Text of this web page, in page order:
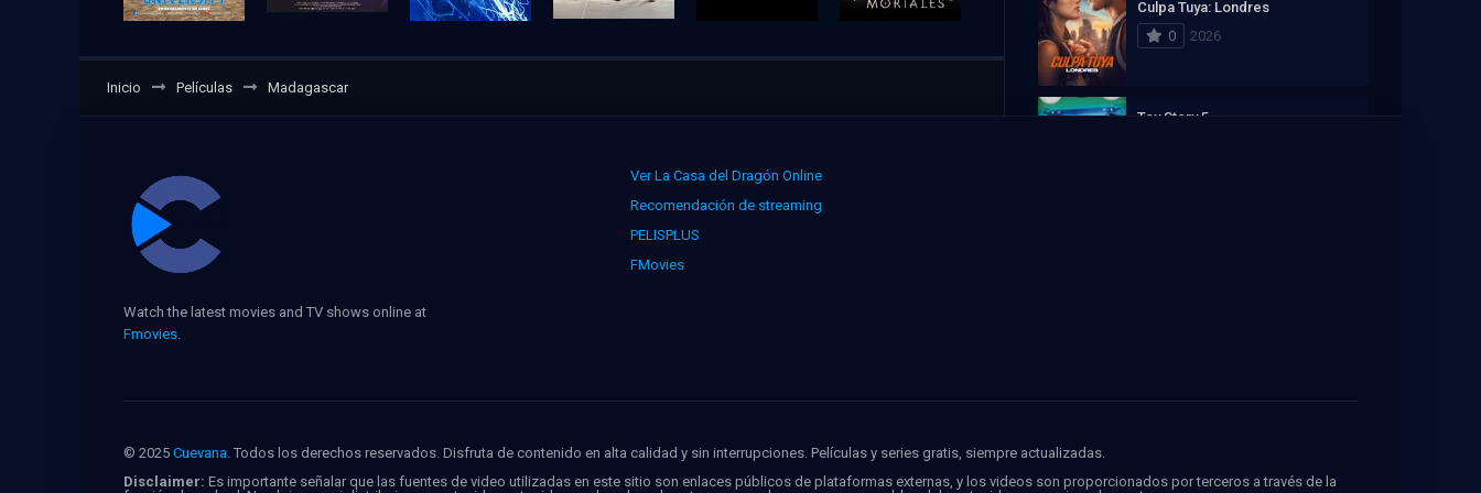
Inicio Películas Madagascar
Culpa Tuya: Londres
0
2026
Toy Story 5
Recomendación de streaming
PELISPLUS
Ver La Casa del Dragón Online
Recomendación de streaming
PELISPLUS
FMovies
Watch the latest movies and TV shows online at
Fmovies
© 2025 Cuevana . Todos los derechos reservados. Disfruta de contenido en alta calidad y sin interrupciones. Películas y series gratis, siempre actualizadas.
Disclaimer: Es importante señalar que las fuentes de video utilizadas en este sitio son enlaces públicos de plataformas externas, y los videos son proporcionados por terceros a través de la